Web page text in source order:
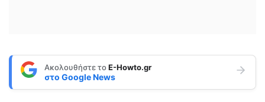
Ακολουθήστε τοE-Howto.gr
στο Google News